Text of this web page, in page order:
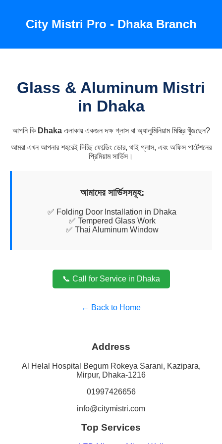
City Mistri Pro - Dhaka Branch
Glass & Aluminum Mistri
in Dhaka
আপনি কি Dhakaএলাকায় একজন দক্ষ গ্লাস বা অ্যালুমিনিয়াম মিস্ত্রি খুঁজছেন?
আমরা এখন আপনার শহরেই দিচ্ছি ফোল্ডিং ডোর, থাই গ্লাস, এবং অফিস পার্টেশনের
প্রিমিয়াম সার্ভিস।
আমাদের সার্ভিসসমূহ:
✅ Folding Door Installation in Dhaka
✅ Tempered Glass Work
✅ Thai Aluminum Window
📞 Call for Service in Dhaka
← Back to Home
Address
Al Helal Hospital Begum Rokeya Sarani, Kazipara,
Mirpur, Dhaka-1216
01997426656
info@citymistri.com
Top Services